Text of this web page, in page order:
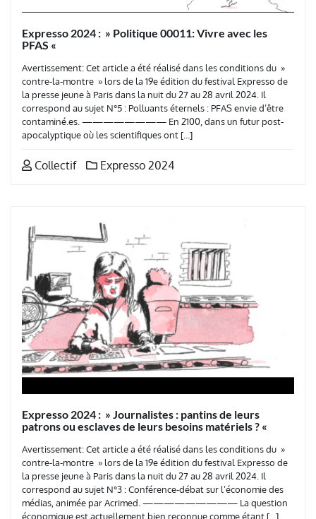
Expresso 2024 : » Politique 00011: Vivre avec les
PFAS «
Avertissement: Cet article a été réalisé dans les conditions du »
contre-la-montre » lors de la 19e édition du festival Expresso de
la presse jeune à Paris dans la nuit du 27 au 28 avril 2024. Il
correspond au sujet N°5 : Polluants éternels : PFAS envie d’être
contaminé.es. ———————— En 2100, dans un futur post-
apocalyptique où les scientifiques ont […]
Collectif Expresso 2024
Expresso 2024 : » Journalistes : pantins de leurs
patrons ou esclaves de leurs besoins matériels ? «
Avertissement: Cet article a été réalisé dans les conditions du »
contre-la-montre » lors de la 19e édition du festival Expresso de
la presse jeune à Paris dans la nuit du 27 au 28 avril 2024. Il
correspond au sujet N°3 : Conférence-débat sur l’économie des
médias, animée par Acrimed. ————————— La question
économique est actuellement bien reconnue comme étant […]